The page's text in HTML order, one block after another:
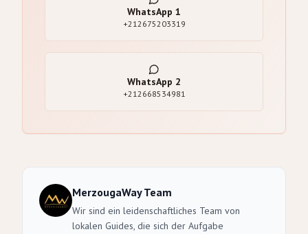
WhatsApp 1
+212675203319
WhatsApp 2
+212668534981
MerzougaWay Team
Wir sind ein leidenschaftliches Team von
lokalen Guides, die sich der Aufgabe